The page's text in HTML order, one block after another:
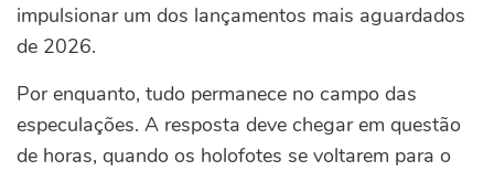
impulsionar um dos lançamentos mais aguardados
de 2026.
Por enquanto, tudo permanece no campo das
especulações. A resposta deve chegar em questão
de horas, quando os holofotes se voltarem para o